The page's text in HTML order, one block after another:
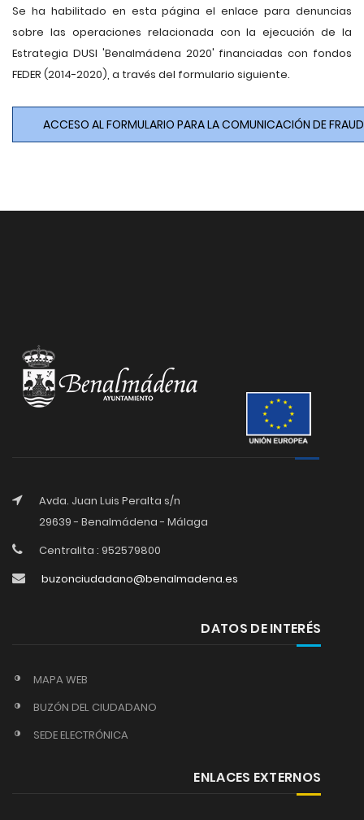
Se ha habilitado en esta página el enlace para denuncias
sobre las operaciones relacionada con la ejecución de la
Estrategia DUSI 'Benalmádena 2020' financiadas con fondos
FEDER (2014-2020), a través del formulario siguiente.
ACCESO AL FORMULARIO PARA LA COMUNICACIÓN DE
Avda. Juan Luis Peralta s/n
29639 - Benalmádena - Málaga
Centralita : 952579800
buzonciudadano@benalmadena.es
DATOS DE INTERÉS
MAPA WEB
BUZÓN DEL CIUDADANO
SEDE ELECTRÓNICA
ENLACES EXTERNOS